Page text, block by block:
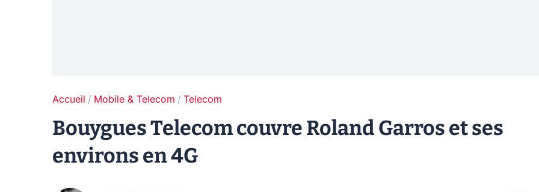
Accueil Mobile & Telecom Telecom
Bouygues Telecom couvre Roland Garros et ses
environs en 4G